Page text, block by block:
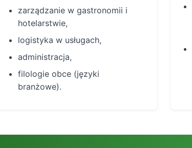
zarządzanie w gastronomii i
hotelarstwie,
logistyka w usługach,
administracja,
filologie obce (języki
branżowe).